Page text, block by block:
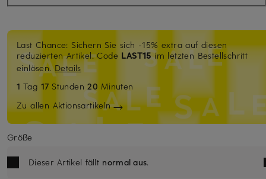
Last Chance: Sichern Sie sich -15% extra auf diesen
reduzierten Artikel. Code LAST15im letzten Bestellschritt
einlösen.Details
1 Tag 17 Stunden20 Minuten
Zu allen Aktionsartikeln
Größe
Dieser Artikel fällt normal aus.